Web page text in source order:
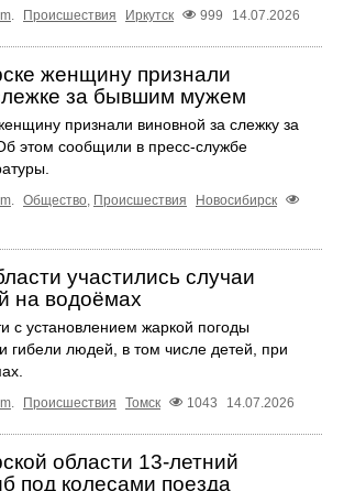
. Происшествия Иркутск 999 14.07.2026
женщину признали
за бывшим мужем
признали виновной за слежку за
этом сообщили в пресс-службе
. Общество, Происшествия
Новосибирск
участились случаи
на водоёмах
с установлением жаркой погоды
гибели людей, в том числе детей, при
. Происшествия Томск 1043 14.07.2026
области 13-летний
под колесами поезда